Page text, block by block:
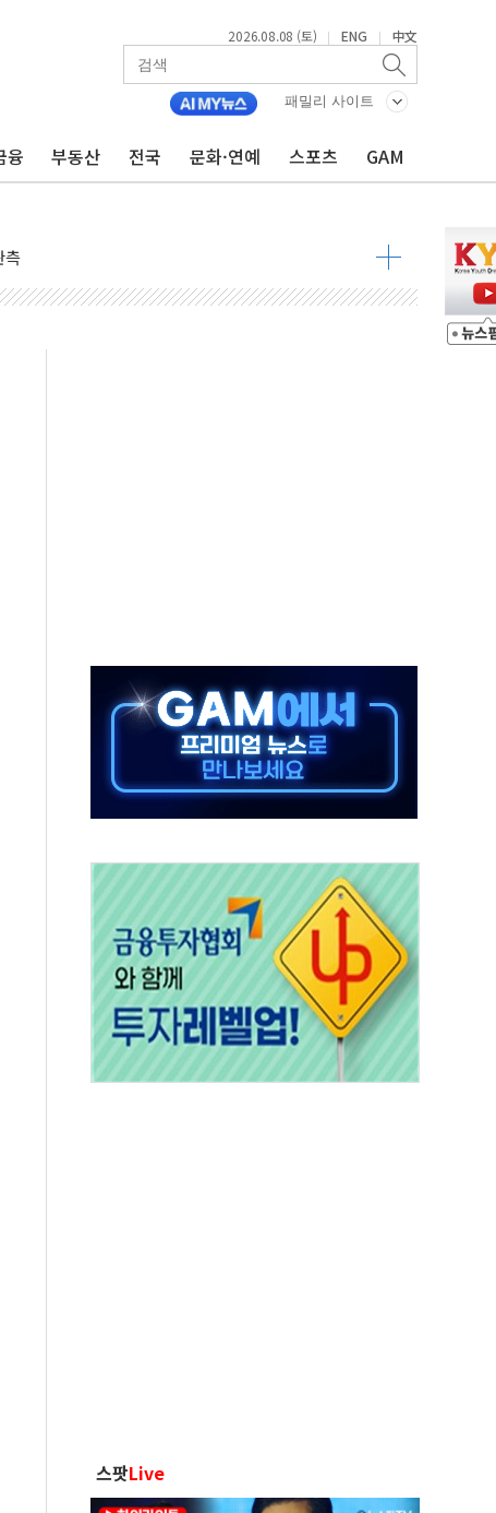
2026.08.08 (토) | ENG | 中文
패밀리 사이트
융 부동산 전국 문화·연예 스포츠 GAM
국정"
결
구조
효
될 듯
대' 우려
아지며 상승… STOXX 600 지수는 나흘 연속 최고치
스팟Live